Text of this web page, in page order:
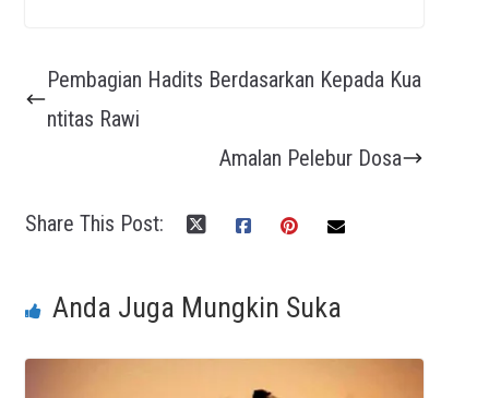
Pembagian Hadits Berdasarkan Kepada Kua
ntitas Rawi
Amalan Pelebur Dosa
Share This Post:
Anda Juga Mungkin Suka